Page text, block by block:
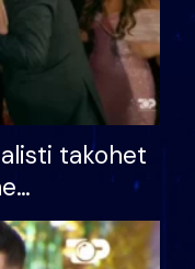
takohet
ndonjë letër